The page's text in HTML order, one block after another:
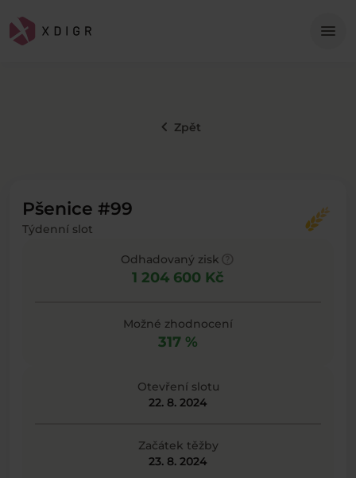
menu
keyboard_arrow_left Zpět
Pšenice #99
Týdenní slot
Odhadovaný zisk
1 204 600 Kč
Možné zhodnocení
317 %
Otevření slotu
22. 8. 2024
Začátek těžby
23. 8. 2024